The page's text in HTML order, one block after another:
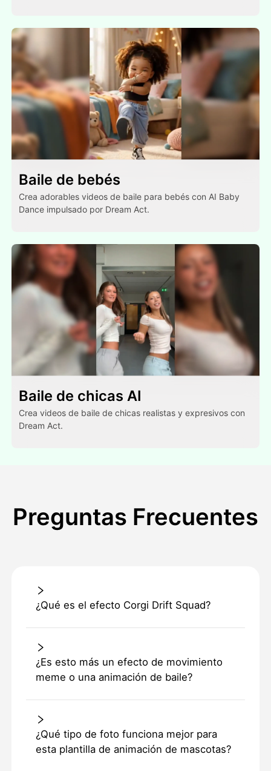
Baile de bebés
Crea adorables videos de baile para bebés con AI Baby
Dance impulsado por Dream Act.
Baile de chicas AI
Crea videos de baile de chicas realistas y expresivos con
Dream Act.
Preguntas Frecuentes
¿Qué es el efecto Corgi Drift Squad?
¿Es esto más un efecto de movimiento
meme o una animación de baile?
¿Qué tipo de foto funciona mejor para
esta plantilla de animación de mascotas?